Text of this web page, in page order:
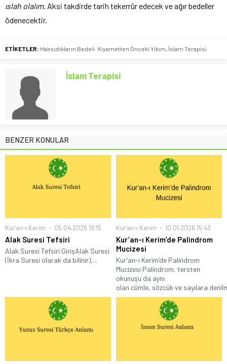
ıslah olalım. Aksi takdirde tarih tekerrür edecek ve ağır bedeller
ödenecektir.
ETİKETLER: Haksızlıkların Bedeli: Kıyametten Önceki Yıkım İslam Terapisi
İslam Terapisi
BENZER KONULAR
Kur'an-ı Kerim 05.04.2026 19:15
Alak Suresi Tefsiri
Alak Suresi Tefsiri GirişAlak Suresi
(İkra Suresi olarak da bilinir),...
Kur'an-ı Kerim 10.01.2026 15:43
Kur’an-ı Kerim’de Palindrom
Mucizesi
Kur’an-ı Kerim’de Palindrom
Mucizesi Palindrom, tersten
okunuşu da aynı
olan cümle, sözcük ve sayılara